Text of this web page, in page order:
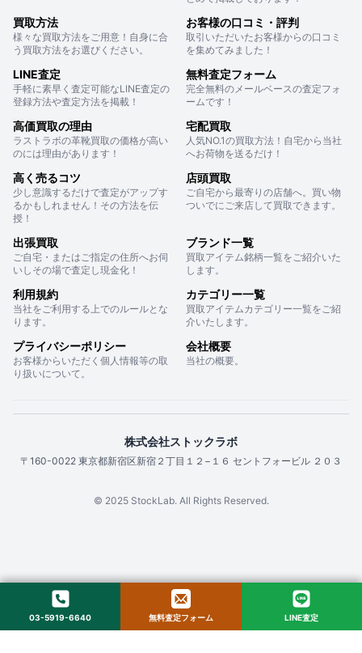
買取方法
様々な買取方法をご用意！自身に合
う買取方法をお選びください。
お客様の口コミ・評判
取引いただいたお客様からの口コミ
を集めてみました！
LINE査定
手軽に素早く査定可能なLINE査定の
登録方法や査定方法を掲載！
無料査定フォーム
完全無料のメールベースの査定フォ
ームです！
高価買取の理由
ラストラボの革靴買取の価格が高い
のには理由があります！
宅配買取
人気NO.1の買取方法！自宅から当社
へお荷物を送るだけ！
高く売るコツ
少し意識するだけで査定がアップす
るかもしれません！その方法を伝
授！
店頭買取
ご自宅から最寄りの店舗へ。買い物
ついでにご来店して買取できます。
出張買取
ご自宅・またはご指定の住所へお伺
いしその場で査定し現金化！
ブランド一覧
買取アイテム銘柄一覧をご紹介いた
します。
利用規約
当社をご利用する上でのルールとな
ります。
カテゴリー一覧
買取アイテムカテゴリー一覧をご紹
介いたします。
プライバシーポリシー
お客様からいただく個人情報等の取
り扱いについて。
会社概要
当社の概要。
株式会社ストックラボ
〒160-0022 東京都新宿区新宿２丁目１２−１６ セントフォービル ２０３
© 2025 StockLab. All Rights Reserved.
03-5919-6640 無料査定フォーム LINE査定